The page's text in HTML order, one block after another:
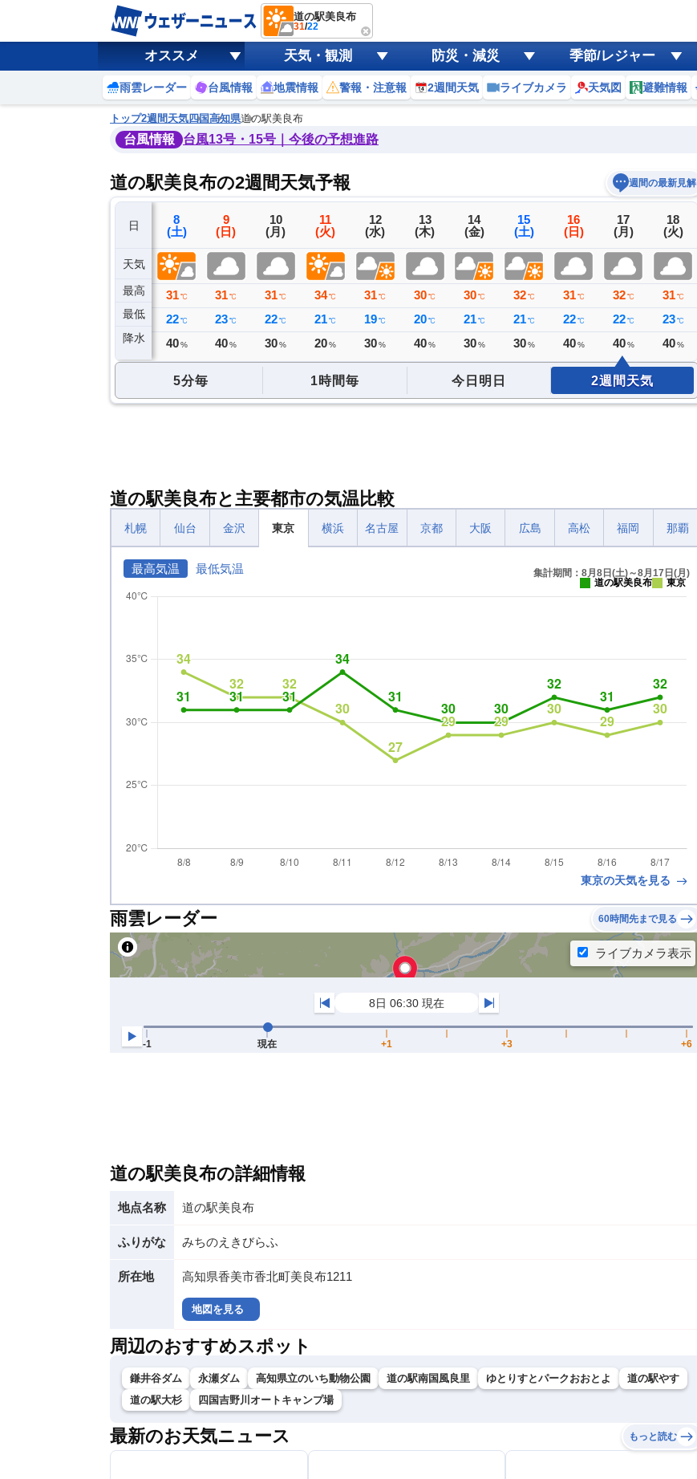
道の駅美良布
31/22
オススメ 天気・観測 防災・減災 季節/レジャー
雨雲レーダー 台風情報 地震情報 警報・注意報 2週間天気 ライブカメラ 天気図 避難情報
トップ2週間天気 四国高知県道の駅美良布
台風情報 台風13号・15号｜今後の予想進路
道の駅美良布の2週間天気予報 週間の最新見解
日
天気
最高
最低
降水
7
(金)
31℃
24℃
ミリ
8
(土)
31 ℃
22 ℃
40 %
9
(日)
31 ℃
23 ℃
40 %
10
(月)
31 ℃
22 ℃
30 %
11
(火)
34℃
21 ℃
20 %
12
(水)
31℃
19℃
30%
13
(木)
30℃
20℃
40%
14
(金)
30℃
21℃
30%
15
(土)
32℃
21℃
30%
16
(日)
31 ℃
22 ℃
40 %
17
(月)
32 ℃
22 ℃
40 %
18
(火)
31 ℃
23 ℃
40 %
5分毎 1時間毎 今日明日 2週間天気
道の駅美良布と主要都市の気温比較
札幌 仙台 金沢 東京 横浜 名古屋 京都 大阪 広島 高松 福岡 那覇
最高気温 最低気温
集計期間：8月8日(土)～8月17日(月)
道の駅美良布
東京
東京の天気を見る
雨雲レーダー 60時間先まで見る
道の駅美良布の詳細情報
地点名称 道の駅美良布
ふりがな みちのえきびらふ
所在地 高知県香美市香北町美良布1211
地図を見る
周辺のおすすめスポット
鎌井谷ダム 永瀬ダム 高知県立のいち動物公園 道の駅南国風良里 ゆとりすとパークおおとよ
道の駅やす
道の駅大杉
四国吉野川オートキャンプ場
最新のお天気ニュース もっと読む